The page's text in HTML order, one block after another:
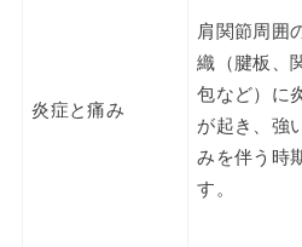
炎症と痛み
肩関節周囲
織（腱板、
包など）に
が起き、強
みを伴う時
す。